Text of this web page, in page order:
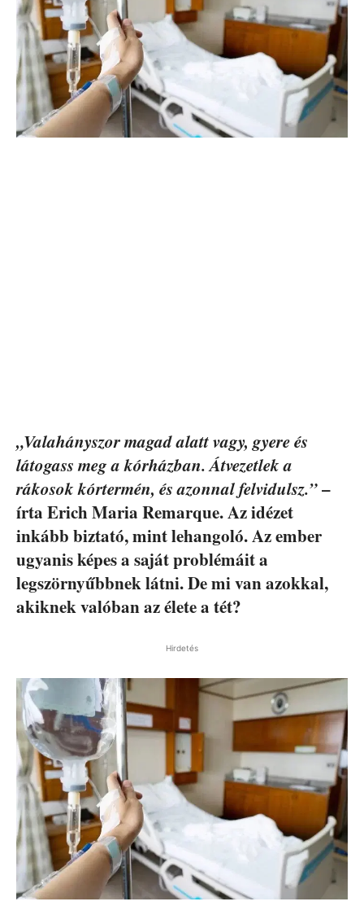
„Valahányszor magad alatt vagy, gyere és
látogass meg a kórházban. Átvezetlek a
rákosok kórtermén, és azonnal felvidulsz.”–
írta Erich Maria Remarque. Az idézet
inkább biztató, mint lehangoló. Az ember
ugyanis képes a saját problémáit a
legszörnyűbbnek látni. De mi van azokkal,
akiknek valóban az élete a tét?
Hirdetés